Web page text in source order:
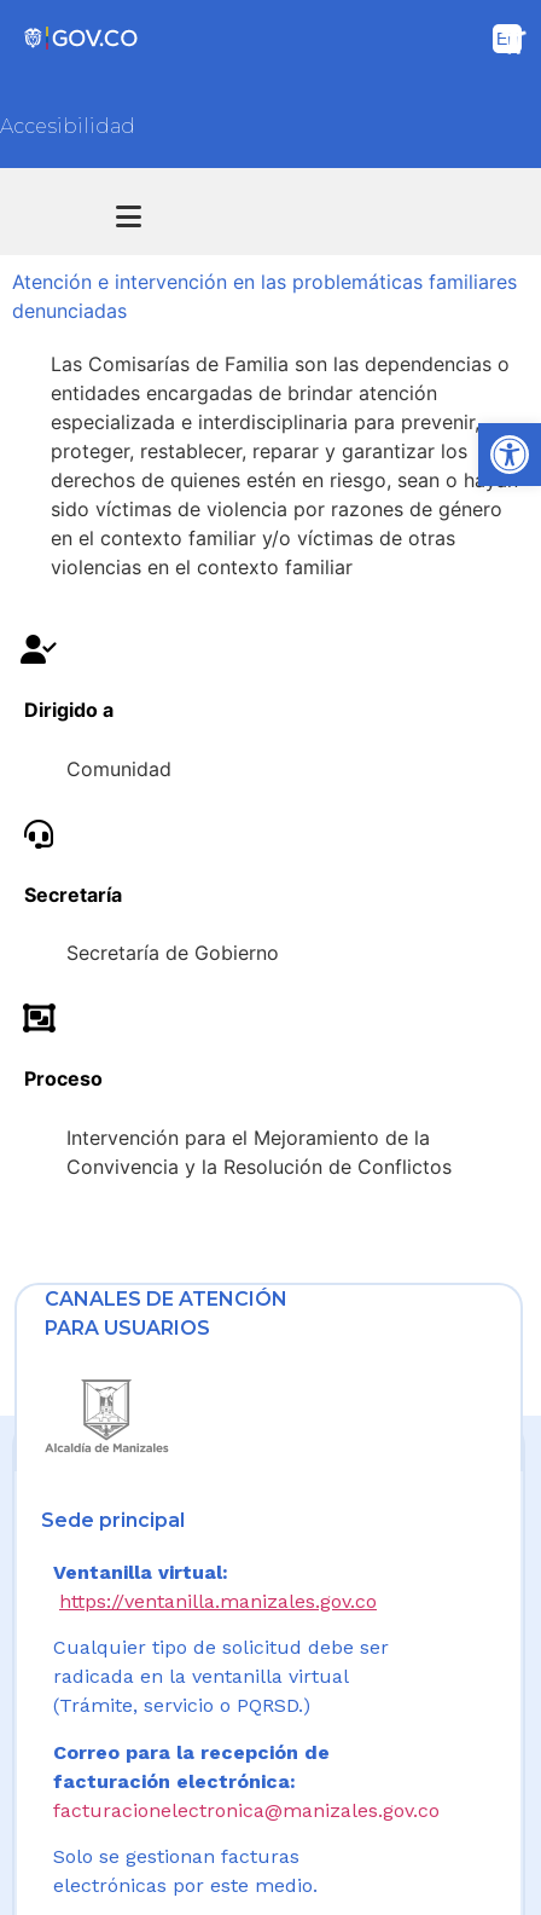
Accesibilidad
Atención e intervención en las problemáticas familiares
denunciadas
Las Comisarías de Familia son las dependencias o
entidades encargadas de brindar atención
especializada e interdisciplinaria para prevenir,
proteger, restablecer, reparar y garantizar los
derechos de quienes estén en riesgo, sean o hayan
sido víctimas de violencia por razones de género
en el contexto familiar y/o víctimas de otras
violencias en el contexto familiar
Dirigido a
Comunidad
Secretaría
Secretaría de Gobierno
Proceso
Intervención para el Mejoramiento de la
Convivencia y la Resolución de Conflictos
CANALES DE ATENCIÓN
PARA USUARIOS
Sede principal
Ventanilla virtual:
https://ventanilla.manizales.gov.co
Cualquier tipo de solicitud debe ser
radicada en la ventanilla virtual
(Trámite, servicio o PQRSD.)
Correo para la recepción de
facturación electrónica:
facturacionelectronica@manizales.gov.co
Solo se gestionan facturas
electrónicas por este medio.